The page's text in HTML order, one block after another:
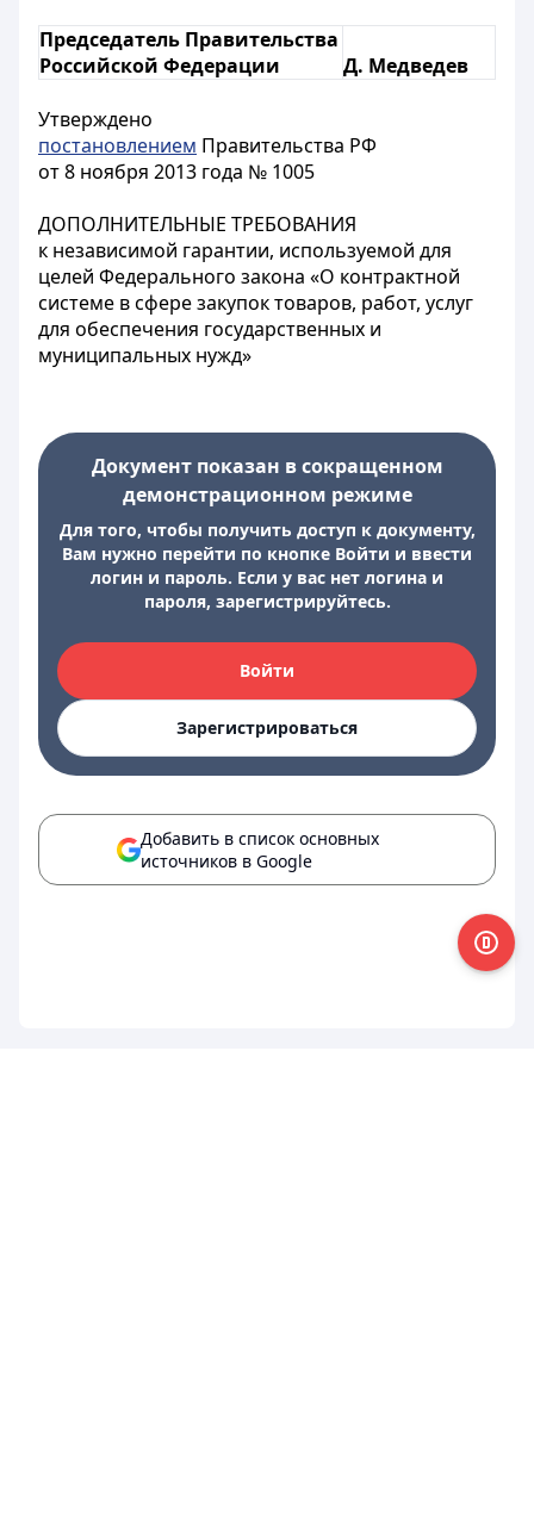
Председатель Правительства
Российской Федерации
Д. Медведев
Утверждено
постановлением Правительства РФ
от 8 ноября 2013 года № 1005
ДОПОЛНИТЕЛЬНЫЕ ТРЕБОВАНИЯ
к независимой гарантии, используемой для
целей Федерального закона «О контрактной
системе в сфере закупок товаров, работ, услуг
для обеспечения государственных и
муниципальных нужд»
Документ показан в сокращенном
демонстрационном режиме
Для того, чтобы получить доступ к документу,
Вам нужно перейти по кнопке Войти и ввести
логин и пароль. Если у вас нет логина и
пароля, зарегистрируйтесь.
Войти
Зарегистрироваться
Добавить в список основных
источников в Google